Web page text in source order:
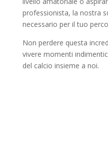
professionista, la nostra
necessario per il tuo
Non perdere questa
vivere momenti
del calcio insieme a noi.